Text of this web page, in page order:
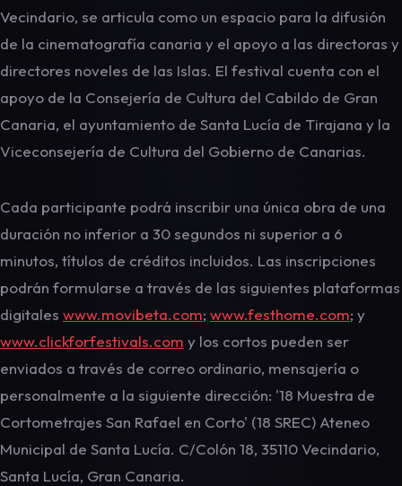
Vecindario, se articula como un espacio para la difusión
de la cinematografía canaria y el apoyo a las directoras y
directores noveles de las Islas. El festival cuenta con el
apoyo de la Consejería de Cultura del Cabildo de Gran
Canaria, el ayuntamiento de Santa Lucía de Tirajana y la
Viceconsejería de Cultura del Gobierno de Canarias.
Cada participante podrá inscribir una única obra de una
duración no inferior a 30 segundos ni superior a 6
minutos, títulos de créditos incluidos. Las inscripciones
podrán formularse a través de las siguientes plataformas
digitales www.movibeta.com; www.festhome.com; y
www.clickforfestivals.com y los cortos pueden ser
enviados a través de correo ordinario, mensajería o
personalmente a la siguiente dirección: '18 Muestra de
Cortometrajes San Rafael en Corto' (18 SREC) Ateneo
Municipal de Santa Lucía. C/Colón 18, 35110 Vecindario,
Santa Lucía, Gran Canaria.